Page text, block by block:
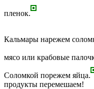
пленок.
Кальмары нарежем
мясо или крабовые
Соломкой порежем яйца.
продукты перемешаем!